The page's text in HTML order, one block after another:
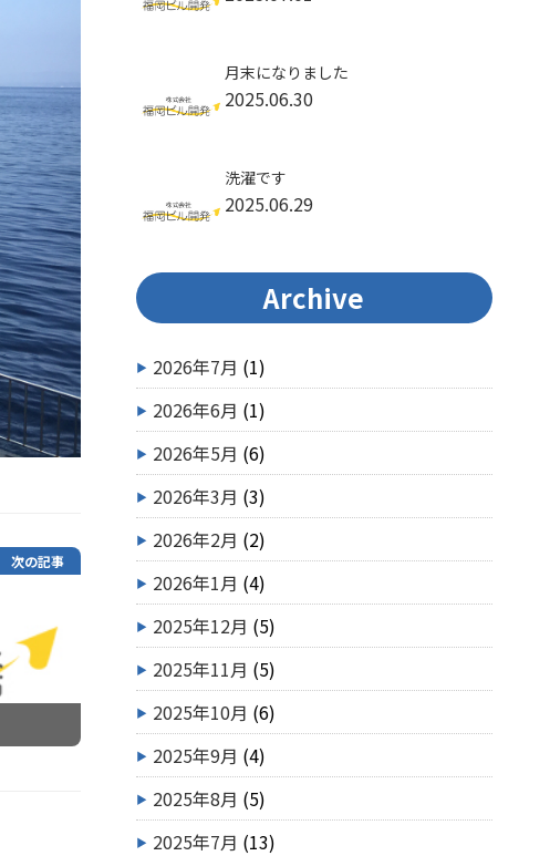
次の記事
月末になりました
2025.06.30
洗濯です
2025.06.29
Archive
2026年7月 (1)
2026年6月 (1)
2026年5月 (6)
2026年3月 (3)
2026年2月 (2)
2026年1月 (4)
2025年12月 (5)
2025年11月 (5)
2025年10月 (6)
2025年9月 (4)
2025年8月 (5)
2025年7月 (13)